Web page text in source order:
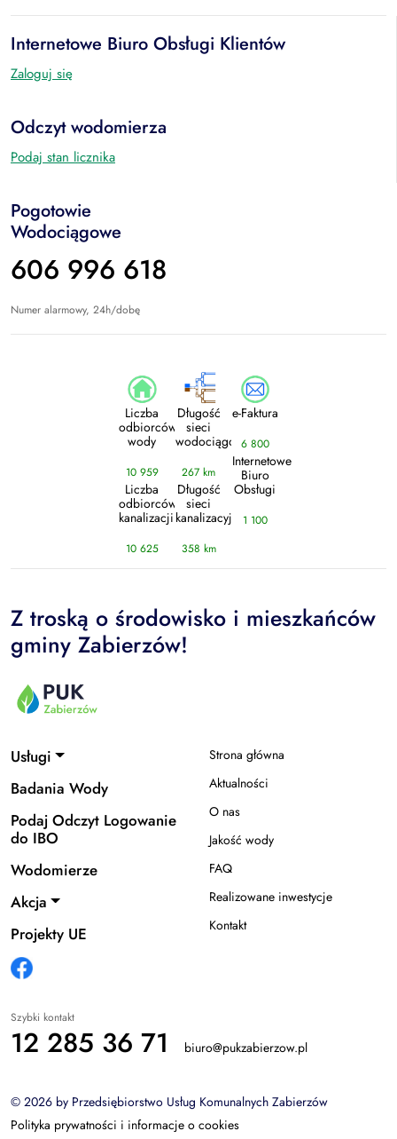
Internetowe Biuro Obsługi Klientów
Zaloguj się
Odczyt wodomierza
Podaj stan licznika
Pogotowie
Wodociągowe
606 996 618
Numer alarmowy, 24h/dobę
Liczba
odbiorców
wody
10 959
Liczba
odbiorców
kanalizacji
10 625
Długość
sieci
wodociągowej
267 km
Długość
sieci
kanalizacyjnej
358 km
e-Faktura
6 800
Internetowe
Biuro
Obsługi
1 100
Z troską o środowisko i mieszkańców
gminy Zabierzów!
Usługi
Badania Wody
Podaj Odczyt Logowanie
do IBO
Wodomierze
Akcja
Projekty UE
Strona główna
Aktualności
O nas
Jakość wody
FAQ
Realizowane inwestycje
Kontakt
Szybki kontakt
12 285 36 71 biuro@pukzabierzow.pl
© 2026 by Przedsiębiorstwo Usług Komunalnych Zabierzów
Polityka prywatności i informacje o cookies